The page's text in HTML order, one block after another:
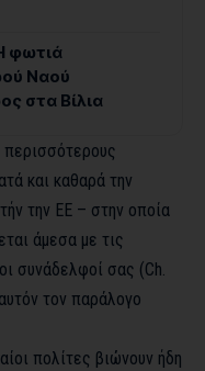
φωτιά
Ναού
στα Βίλια
και καθαρά την
την ΕΕ – στην οποία
άμεσα με τις
συνάδελφοί σας (Ch.
τον παράλογο
πολίτες βιώνουν ήδη